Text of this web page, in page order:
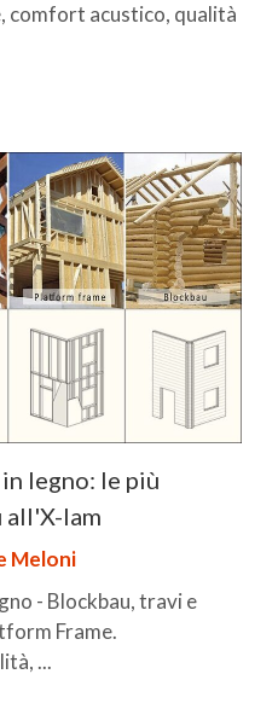
comfort acustico, qualità
legno: le più
all'X-lam
Meloni
- Blockbau, travi e
Frame.
...